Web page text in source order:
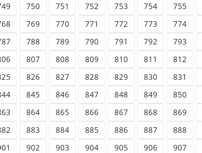
750 751 752 753 754 755
769 770 771 772 773 774
788 789 790 791 792 793
807 808 809 810 811 812
826 827 828 829 830 831
845 846 847 848 849 850
864 865 866 867 868 869
883 884 885 886 887 888
902 903 904 905 906 907